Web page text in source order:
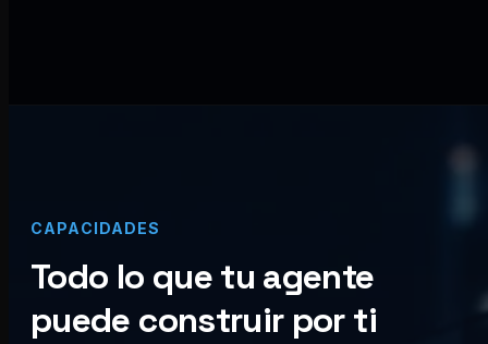
CAPACIDADES
Todo lo que tu agente
puede construir por ti